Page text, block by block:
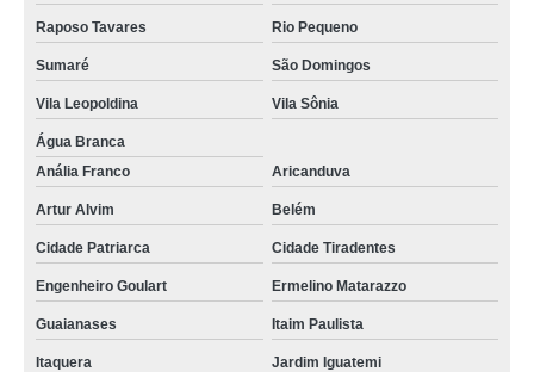
Raposo Tavares Rio Pequeno
Sumaré São Domingos
Vila Leopoldina Vila Sônia
Água Branca
Anália Franco
Aricanduva
Artur Alvim Belém
Cidade Patriarca Cidade Tiradentes
Engenheiro Goulart Ermelino Matarazzo
Guaianases Itaim Paulista
Itaquera Jardim Iguatemi